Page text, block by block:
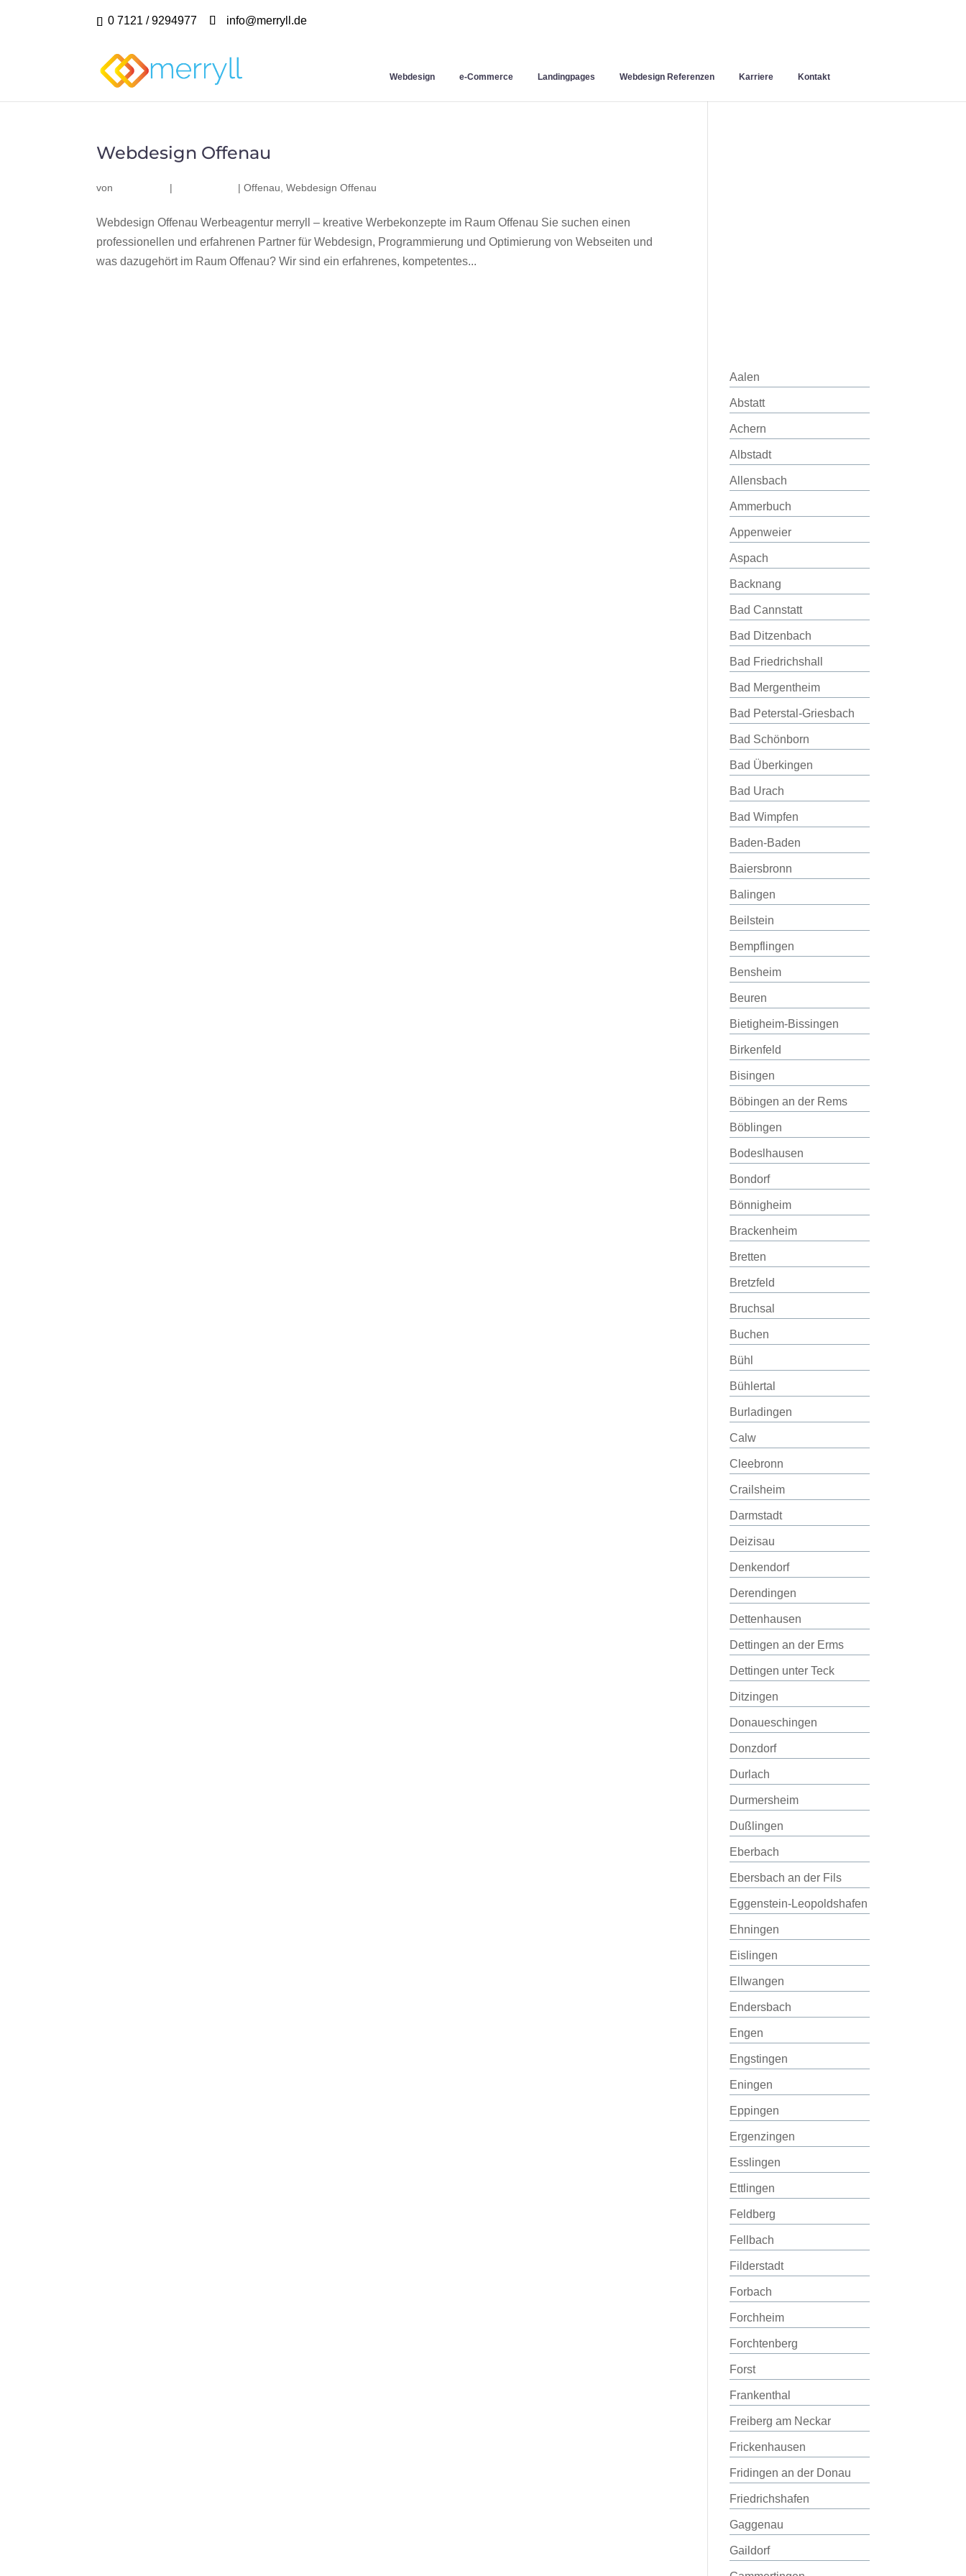
0 7121 / 9294977 info@merryll.de
Webdesign e-Commerce Landingpages Webdesign Referenzen Karriere Kontakt
Webdesign Offenau
von | |Offenau ,Webdesign Offenau
Webdesign Offenau Werbeagentur merryll – kreative Werbekonzepte im Raum Offenau Sie suchen einen
professionellen und erfahrenen Partner für Webdesign, Programmierung und Optimierung von Webseiten und
was dazugehört im Raum Offenau? Wir sind ein erfahrenes, kompetentes...
Aalen
Abstatt
Achern
Albstadt
Allensbach
Ammerbuch
Appenweier
Aspach
Backnang
Bad Cannstatt
Bad Ditzenbach
Bad Friedrichshall
Bad Mergentheim
Bad Peterstal-Griesbach
Bad Schönborn
Bad Überkingen
Bad Urach
Bad Wimpfen
Baden-Baden
Baiersbronn
Balingen
Beilstein
Bempflingen
Bensheim
Beuren
Bietigheim-Bissingen
Birkenfeld
Bisingen
Böbingen an der Rems
Böblingen
Bodeslhausen
Bondorf
Bönnigheim
Brackenheim
Bretten
Bretzfeld
Bruchsal
Buchen
Bühl
Bühlertal
Burladingen
Calw
Cleebronn
Crailsheim
Darmstadt
Deizisau
Denkendorf
Derendingen
Dettenhausen
Dettingen an der Erms
Dettingen unter Teck
Ditzingen
Donaueschingen
Donzdorf
Durlach
Durmersheim
Dußlingen
Eberbach
Ebersbach an der Fils
Eggenstein-Leopoldshafen
Ehningen
Eislingen
Ellwangen
Endersbach
Engen
Engstingen
Eningen
Eppingen
Ergenzingen
Esslingen
Ettlingen
Feldberg
Fellbach
Filderstadt
Forbach
Forchheim
Forchtenberg
Forst
Frankenthal
Freiberg am Neckar
Frickenhausen
Fridingen an der Donau
Friedrichshafen
Gaggenau
Gaildorf